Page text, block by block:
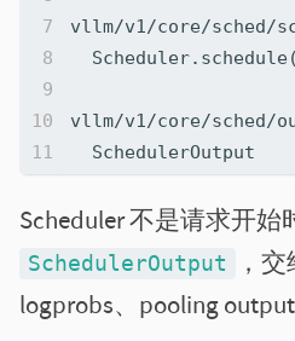
Scheduler 不是请求开
SchedulerOutput
，
logprobs、pooling